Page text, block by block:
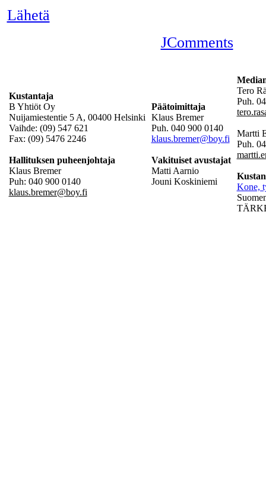
Lähetä
JComments
Kustantaja
B Yhtiöt Oy
Nuijamiestentie 5 A, 00400 Helsinki
Vaihde: (09) 547 621
Fax: (09) 5476 2246
Hallituksen puheenjohtaja
Klaus Bremer
Puh: 040 900 0140
klaus.bremer@boy.fi
Päätoimittaja
Klaus Bremer
Puh. 040 900 0140
klaus.bremer@boy.fi
Vakituiset avustajat
Matti Aarnio
Jouni Koskiniemi
Tero
Puh.
Martti
Puh.
Kone,